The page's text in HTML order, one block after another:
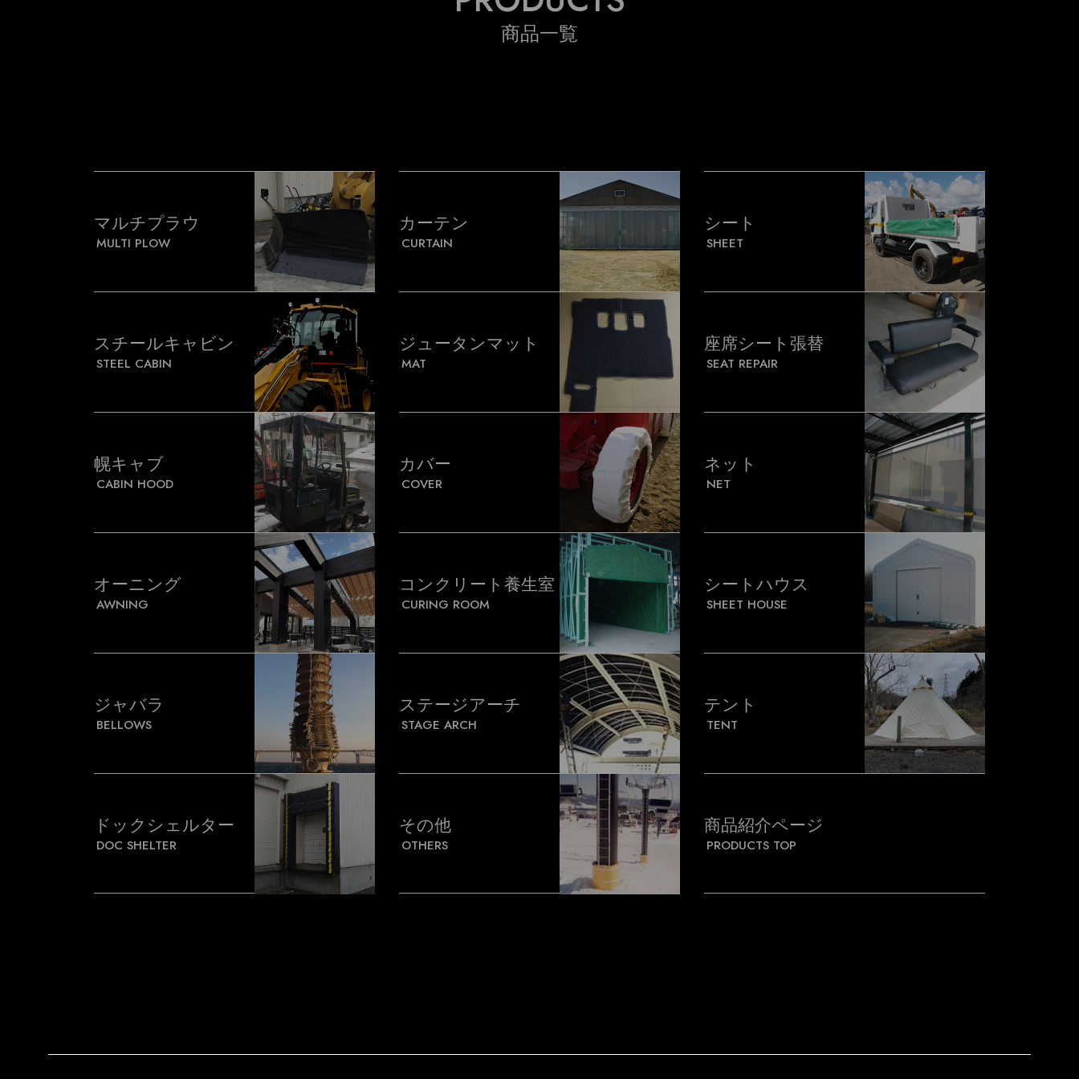
商品一覧
マルチプラウ
MULTI PLOW
カーテン
CURTAIN
シート
SHEET
スチールキャビン
STEEL CABIN
ジュータンマット
MAT
座席シート張替
SEAT REPAIR
幌キャブ
CABIN HOOD
カバー
COVER
ネット
NET
オーニング
AWNING
コンクリート養生室
CURING ROOM
シートハウス
SHEET HOUSE
ジャバラ
BELLOWS
ステージアーチ
STAGE ARCH
テント
TENT
ドックシェルター
DOC SHELTER
その他
OTHERS
商品紹介ページ
PRODUCTS TOP